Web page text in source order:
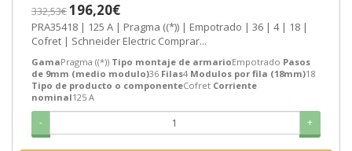
332,53€196,20€
PRA35418 | 125 A | Pragma ((*)) | Empotrado | 36 | 4 | 18 |
Cofret | Schneider Electric Comprar...
GamaPragma ((*)) Tipo montaje de armarioEmpotrado Pasos
de 9mm (medio modulo)36 Filas4 Modulos por fila (18mm)18
Tipo de producto o componenteCofret Corriente
nominal125 A
- +